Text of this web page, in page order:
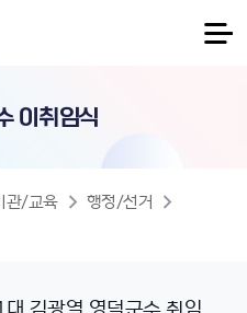
이취임식
관/교육
행정/선거